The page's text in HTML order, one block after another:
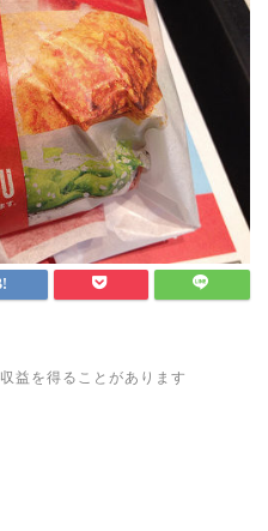
益を得ることがあります